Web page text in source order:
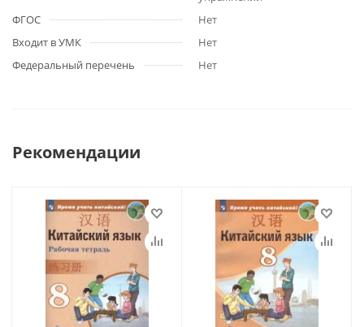
ФГОС
Нет
Входит в УМК
Нет
Федеральный перечень
Нет
Рекомендации